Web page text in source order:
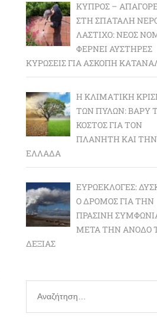
ΚΎΠΡΟΣ –
ΣΤΗ ΣΠΑΤΆΛΗ
ΛΆΣΤΙΧΟ: ΝΈΟΣ
ΦΈΡΝΕΙ ΑΥΣΤΗΡΈΣ
ΚΥΡΏΣΕΙΣ ΓΙΑ ΆΣΚΟΠΗ
Η ΚΛΙΜΑΤΙΚΉ
ΤΩΝ ΠΥΛΏΝ: BΑΡΎ
ΚΌΣΤΟΣ ΓΙΑ ΤΟΝ
ΠΛΑΝΉΤΗ ΚΑΙ ΤΗΝ
ΕΛΛΆΔΑ
ΕΥΡΩΕΚΛΟΓΈΣ:
Ο ΔΡΌΜΟΣ ΓΙΑ ΤΗΝ
ΠΡΆΣΙΝΗ
ΜΕΤΆ ΤΗΝ ΆΝΟΔΟ
ΔΕΞΙΆΣ
Αναζήτηση
για: